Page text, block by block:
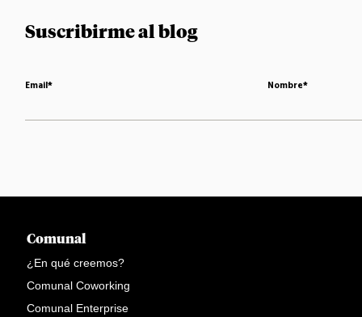
Suscribirme al blog
Email* Nombre*
Comunal
¿En qué creemos?
Comunal Coworking
Comunal Enterprise